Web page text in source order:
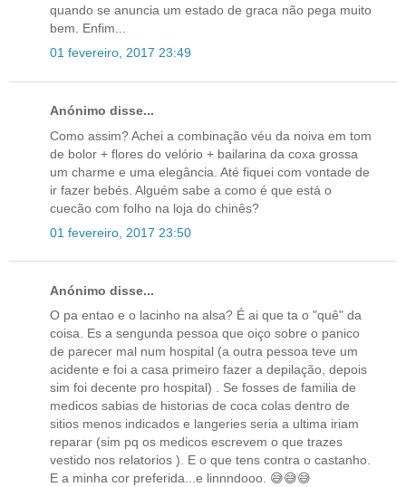
quando se anuncia um estado de graca não pega muito
bem. Enfim...
01 fevereiro, 2017 23:49
Anónimo disse...
Como assim? Achei a combinação véu da noiva em tom
de bolor + flores do velório + bailarina da coxa grossa
um charme e uma elegância. Até fiquei com vontade de
ir fazer bebés. Alguém sabe a como é que está o
cuecão com folho na loja do chinês?
01 fevereiro, 2017 23:50
Anónimo disse...
O pa entao e o lacinho na alsa? É ai que ta o "quê" da
coisa. Es a sengunda pessoa que oiço sobre o panico
de parecer mal num hospital (a outra pessoa teve um
acidente e foi a casa primeiro fazer a depilação, depois
sim foi decente pro hospital) . Se fosses de familia de
medicos sabias de historias de coca colas dentro de
sitios menos indicados e langeries seria a ultima iriam
reparar (sim pq os medicos escrevem o que trazes
vestido nos relatorios ). E o que tens contra o castanho.
E a minha cor preferida...e linnndooo. 😅😅😅